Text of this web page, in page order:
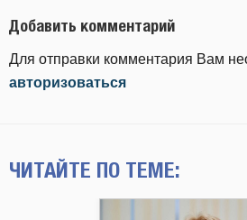
Добавить комментарий
Для отправки комментария Вам
авторизоваться
ЧИТАЙТЕ ПО ТЕМЕ: